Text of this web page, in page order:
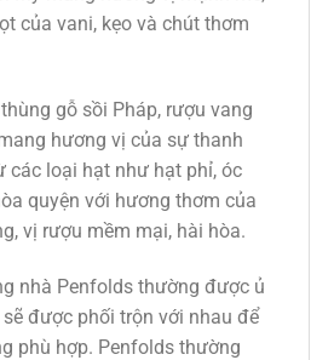
của vani, kẹo và chút thơm
gỗ sồi Pháp, rượu vang
hương vị của sự thanh
các loại hạt như hạt phỉ, óc
quyện với hương thơm của
vị rượu mềm mại, hài hòa.
nhà Penfolds thường được ủ
được phối trộn với nhau để
phù hợp. Penfolds thường